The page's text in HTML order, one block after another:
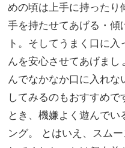
めの頃は上手に持ったり
手を持たせてあげる・傾
ト。そしてうまく口に
んを安心させてあげま
んでなかなか口に入れな
してみるのもおすすめ
とき、機嫌よく遊んでい
ング。 とはいえ、スム